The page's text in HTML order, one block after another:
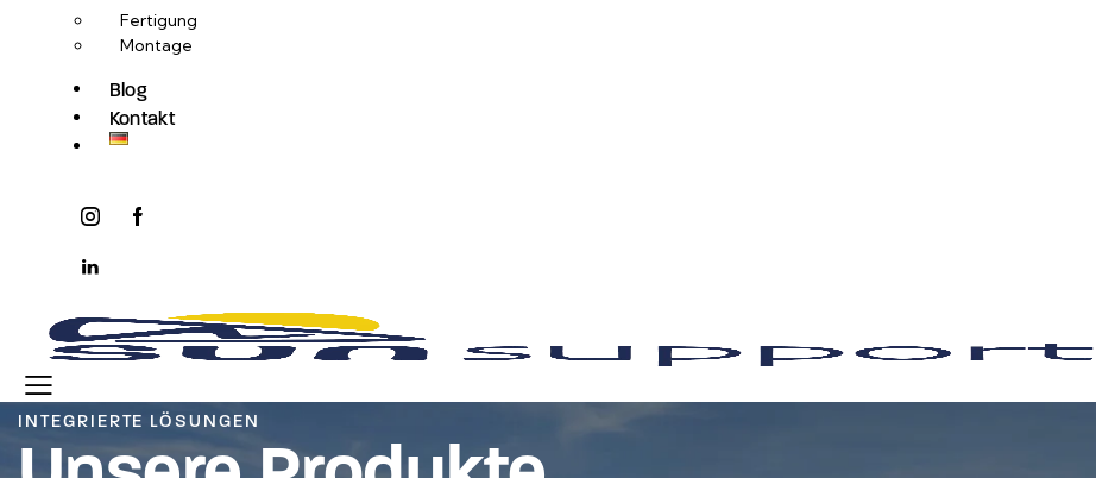
Fertigung
Montage
Blog
Kontakt
instagramfacebook-
linkedin
INTEGRIERTE LÖSUNGEN